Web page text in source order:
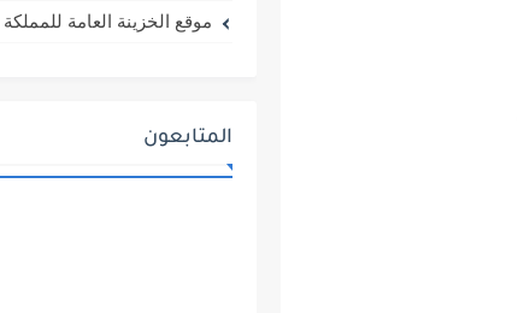
موقع الخزينة العامة للمملكة
المتابعون